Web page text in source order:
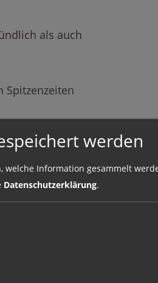
als auch
Spitzenzeiten
lebendigen
werden
welche Information gesammelt
Datenschutzerklärung.